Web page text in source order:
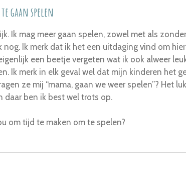
gaan spelen
Ik mag meer gaan spelen, zowel met als
nog. Ik merk dat ik het een uitdaging vind om
een beetje vergeten wat ik ook alweer
Ik merk in elk geval wel dat mijn kinderen het
ze mij “mama, gaan we weer spelen”? Het
daar ben ik best wel trots op.
om tijd te maken om te spelen?